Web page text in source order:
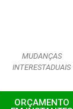
MUDANÇAS
INTERESTADUAIS
ORÇAMENTO